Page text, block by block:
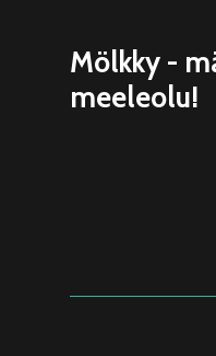
Mölkky -
meeleolu!